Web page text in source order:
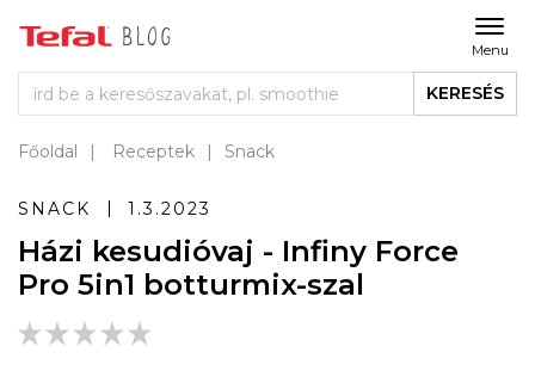
Menu
KERESÉS
Főoldal Receptek Snack
SNACK 1.3.2023
Házi kesudióvaj - Infiny Force
Pro 5in1 botturmix-szal